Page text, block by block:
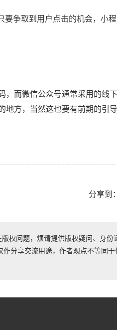
要争取到用户点击的机会，小
而微信公众号通常采用的线
方，当然这也要有前期的引导
分享到：
权问题，烦请提供版权疑问、身份
作分享交流用途，作者观点不等同